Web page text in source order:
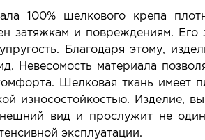
100% шелкового крепа
затяжкам и повреждениям. Его
Благодаря этому,
Невесомость материала
Шелковая ткань имеет
износостойкостью. Изделие,
вид и прослужит не
эксплуатации.